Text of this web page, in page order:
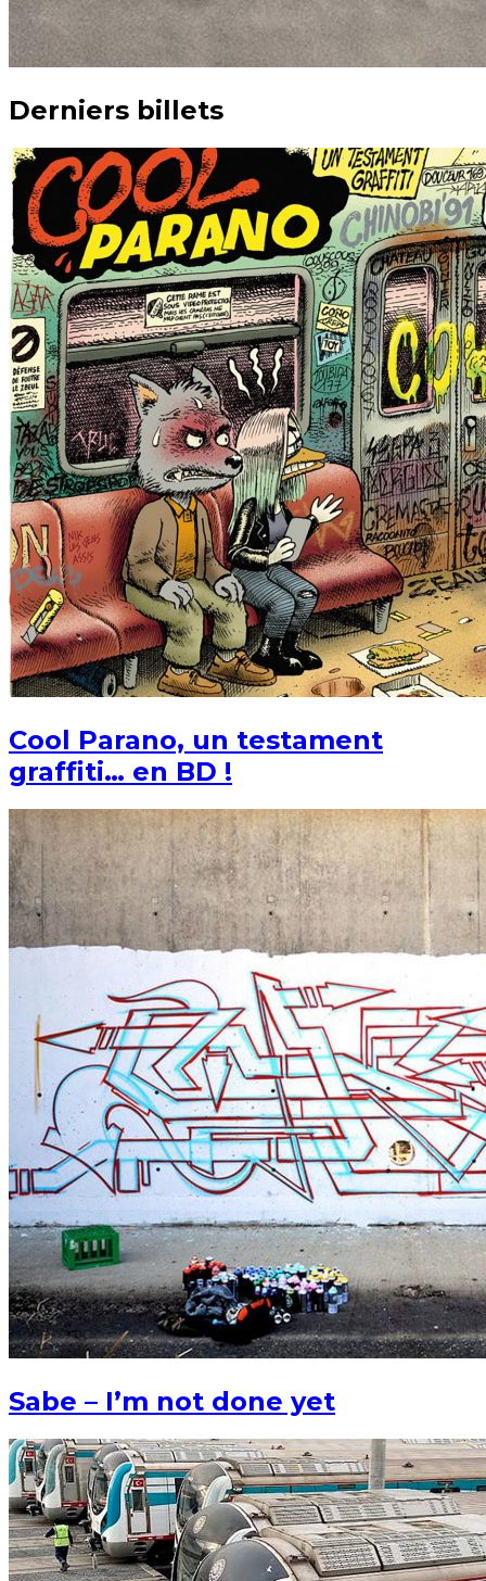
Derniers billets
Cool Parano, un testament
graffiti… en BD !
Sabe – I’m not done yet